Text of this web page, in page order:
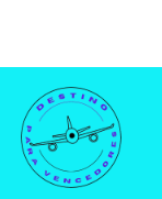
para
o
conteúdo